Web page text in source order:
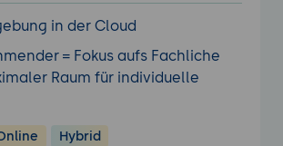
in der Cloud
= Fokus aufs Fachliche
Raum für individuelle
Hybrid